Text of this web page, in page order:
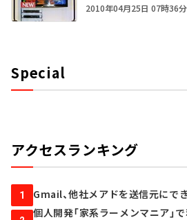
2010年04月25日 07時36分
Special
アクセスランキング
1 Gmail、他社メアドを送信元にで
個人開発「家系ラーメンマニア